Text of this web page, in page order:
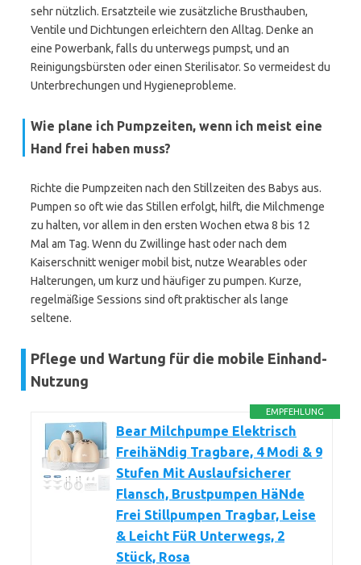
sehr nützlich. Ersatzteile wie zusätzliche Brusthauben,
Ventile und Dichtungen erleichtern den Alltag. Denke an
eine Powerbank, falls du unterwegs pumpst, und an
Reinigungsbürsten oder einen Sterilisator. So vermeidest du
Unterbrechungen und Hygieneprobleme.
Wie plane ich Pumpzeiten, wenn ich meist eine
Hand frei haben muss?
Richte die Pumpzeiten nach den Stillzeiten des Babys aus.
Pumpen so oft wie das Stillen erfolgt, hilft, die Milchmenge
zu halten, vor allem in den ersten Wochen etwa 8 bis 12
Mal am Tag. Wenn du Zwillinge hast oder nach dem
Kaiserschnitt weniger mobil bist, nutze Wearables oder
Halterungen, um kurz und häufiger zu pumpen. Kurze,
regelmäßige Sessions sind oft praktischer als lange
seltene.
Pflege und Wartung für die mobile Einhand-
Nutzung
EMPFEHLUNG
Bear Milchpumpe Elektrisch
FreihäNdig Tragbare, 4 Modi & 9
Stufen Mit Auslaufsicherer
Flansch, Brustpumpen HäNde
Frei Stillpumpen Tragbar, Leise
& Leicht FüR Unterwegs, 2
Stück, Rosa